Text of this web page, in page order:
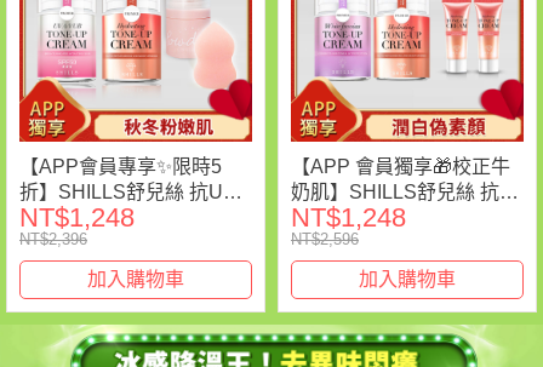
【APP會員專享✨限時5
折】SHILLS舒兒絲 抗UV
美白濾鏡素顏霜*2 (小蒼蘭/
小仙女/牛奶霜 )任選+送蜜
粉(隨機)*1+美妝蛋（隨
機）*1 (售價已折)
NT$1,248
NT$2,396
加入購物車
【APP 會員獨享🎁校正牛
奶肌】SHILLS舒兒絲 抗
UV美白濾鏡素顏霜*2(小蒼
蘭/牛奶霜) 送「小牛奶
(15ml)*2」小明星大跟班推
薦
NT$1,248
NT$2,596
加入購物車